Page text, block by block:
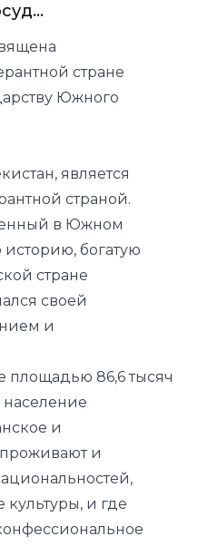
стране
Южного
является
страной.
в Южном
богатую
стране
своей
и
площадью 86,6 тысяч
население
и
и
и где